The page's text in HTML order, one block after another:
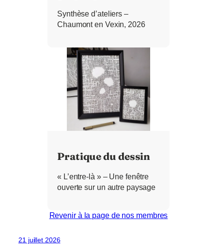
Synthèse d’ateliers –
Chaumont en Vexin, 2026
Pratique du dessin
« L’entre-là » – Une fenêtre
ouverte sur un autre paysage
Revenir à la page de nos membres
21 juillet 2026